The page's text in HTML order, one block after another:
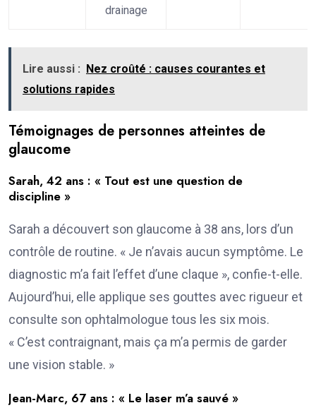
drainage
Lire aussi :
Nez croûté : causes courantes et
solutions rapides
Témoignages de personnes atteintes de
glaucome
Sarah, 42 ans : « Tout est une question de
discipline »
Sarah a découvert son glaucome à 38 ans, lors d’un
contrôle de routine. « Je n’avais aucun symptôme. Le
diagnostic m’a fait l’effet d’une claque », confie-t-elle.
Aujourd’hui, elle applique ses gouttes avec rigueur et
consulte son ophtalmologue tous les six mois.
« C’est contraignant, mais ça m’a permis de garder
une vision stable. »
Jean-Marc, 67 ans : « Le laser m’a sauvé »